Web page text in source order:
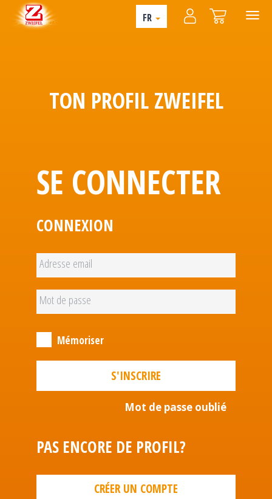
FR
TON PROFIL ZWEIFEL
SE CONNECTER
CONNEXION
Mémoriser
S'INSCRIRE
Mot de passe oublié
PAS ENCORE DE PROFIL?
CRÉER UN COMPTE